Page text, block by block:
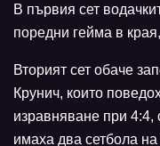
В първия сет
поредни гейма в
Вторият сет обаче
Крунич, които
изравняване при 4:4,
имаха два сетбола